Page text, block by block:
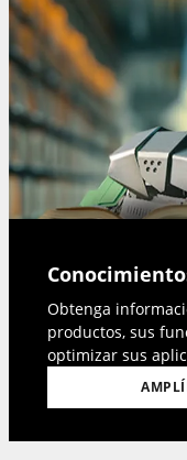
Obtenga
productos, sus
optimizar sus